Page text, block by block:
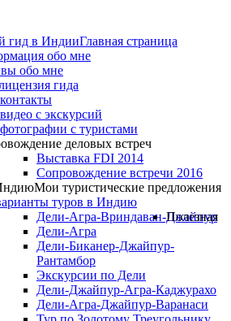
гид в ИндииГлавная страница
обо мне
обо мне
гида
с экскурсий
с туристами
деловых встреч
Выставка FDI 2014
Сопровождение встречи 2016
Мои туристические предложения
туров в Индию
Дели-Агра-Вриндаван-Джайпур
Дели-Агра
Дели-Биканер-Джайпур-
Рантамбор
Экскурсии по Дели
Дели-Джайпур-Агра-Каджурахо
Дели-Агра-Джайпур-Варанаси
Полезная